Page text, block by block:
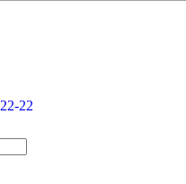
22